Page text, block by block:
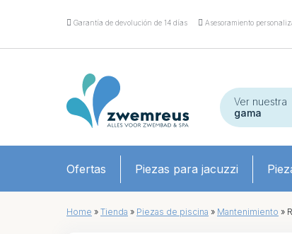
Garantía de devolución de 14 días Asesoramiento
Ver nuestra
gama
Ofertas Piezas para jacuzzi
Home » Tienda » Piezas de piscina » Mantenimiento »